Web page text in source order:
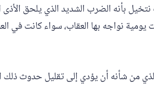
بأنه الضرب الشديد الذي يلحق الأذى
يومية نواجه بها العقاب، سواء كانت في
من شأنه أن يؤدي إلى تقليل حدوث ذلك